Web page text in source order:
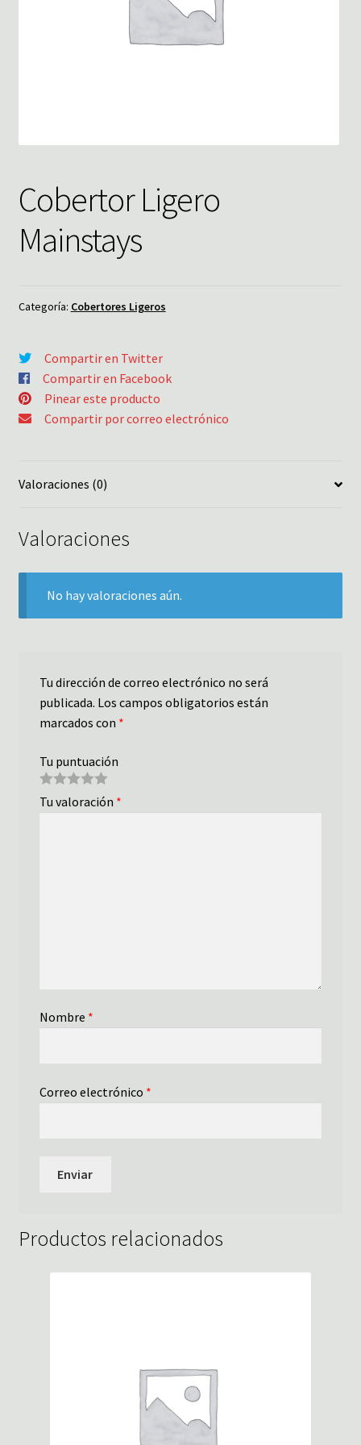
Cobertor Ligero
Mainstays
Categoría: Cobertores Ligeros
Compartir en Twitter
Compartir en Facebook
Pinear este producto
Compartir por correo electrónico
Valoraciones (0)
Valoraciones
No hay valoraciones aún.
Tu dirección de correo electrónico no será
publicada. Los campos obligatorios están
marcados con *
Tu puntuación
Tu valoración *
Nombre *
Correo electrónico *
Productos relacionados